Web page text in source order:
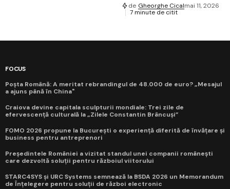
de Gheorghe Cicalmai 11, 2026
7 minute de citit
FOCUS
Poșta Română: A meritat rebrandingul de 48.000 de euro? „Mesajul
a ajuns până în China"
Craiova devine capitala sculpturii mondiale: Trei zile de
efervescență culturală la „Zilele Constantin Brâncuși”
FOMO 2026 propune la București o experiență diferită de învățare și
business pentru antreprenori
Președintele României a vizitat standul unei companii românești
care dezvoltă soluții pentru războiul viitorului
STARC4SYS și URC Systems semnează la BSDA 2026 un Memorandum
de Înțelegere pentru soluții de război electronic